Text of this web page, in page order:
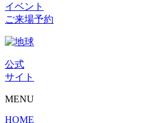
イベント
ご来場予約
公式
サイト
MENU
HOME